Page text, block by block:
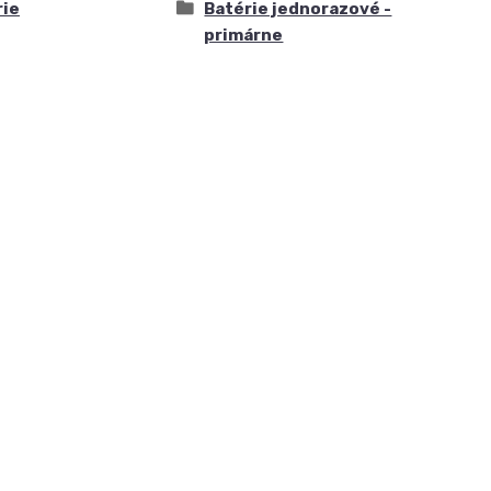
Batérie jednorazové -
primárne